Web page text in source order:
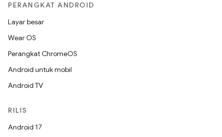
PERANGKAT ANDROID
Layar besar
Wear OS
Perangkat ChromeOS
Android untuk mobil
Android TV
RILIS
Android 17